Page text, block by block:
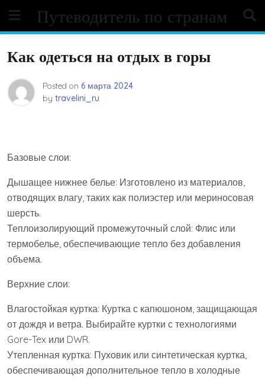
content
Путеводитель по странам
Как одеться на отдых в горы
Posted on 6 марта 2024
by travelini_ru
Базовые слои:
Дышащее нижнее белье: Изготовлено из материалов,
отводящих влагу, таких как полиэстер или мериносовая
шерсть.
Теплоизолирующий промежуточный слой: Флис или
термобелье, обеспечивающие тепло без добавления
объема.
Верхние слои:
Влагостойкая куртка: Куртка с капюшоном, защищающая
от дождя и ветра. Выбирайте куртки с технологиями
Gore-Tex или DWR.
Утепленная куртка: Пуховик или синтетическая куртка,
обеспечивающая дополнительное тепло в холодные